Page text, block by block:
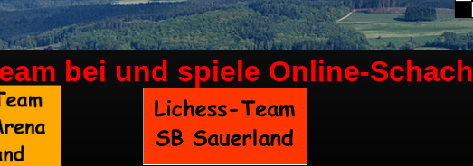
bei und spiele Online-Schach